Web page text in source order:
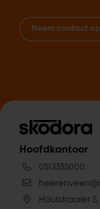
Neem contact op
Hoofdkantoor
0513335000
Houtdraaier 5,